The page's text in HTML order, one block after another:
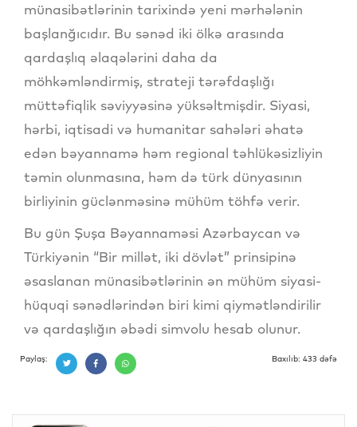
münasibətlərinin tarixində yeni mərhələnin
başlanğıcıdır. Bu sənəd iki ölkə arasında
qardaşlıq əlaqələrini daha da
möhkəmləndirmiş, strateji tərəfdaşlığı
müttəfiqlik səviyyəsinə yüksəltmişdir. Siyasi,
hərbi, iqtisadi və humanitar sahələri əhatə
edən bəyannamə həm regional təhlükəsizliyin
təmin olunmasına, həm də türk dünyasının
birliyinin güclənməsinə mühüm töhfə verir.
Bu gün Şuşa Bəyannaməsi Azərbaycan və
Türkiyənin “Bir millət, iki dövlət” prinsipinə
əsaslanan münasibətlərinin ən mühüm siyasi-
hüquqi sənədlərindən biri kimi qiymətləndirilir
və qardaşlığın əbədi simvolu hesab olunur.
Paylaş: Baxılıb: 433 dəfə